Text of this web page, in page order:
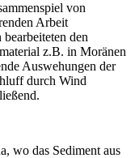
von
Arbeit
den
z.B. in Moränen
Auswehungen der
durch Wind
wo das Sediment aus